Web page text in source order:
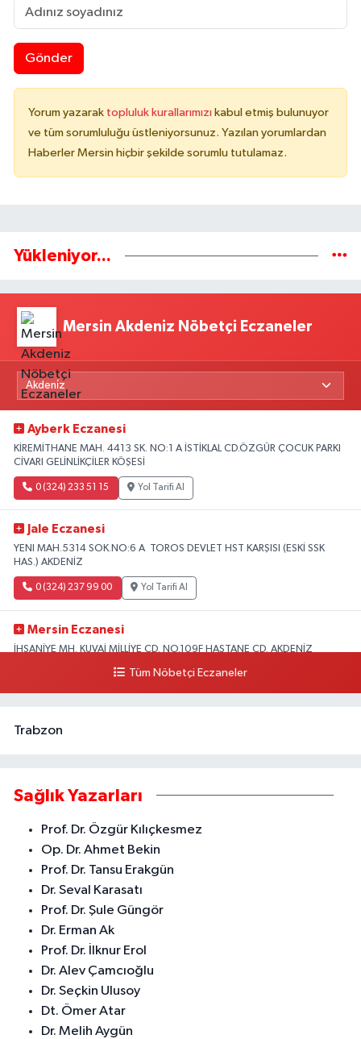
Gönder
Yorum yazarak topluluk kurallarımızı kabul etmiş bulunuyor
ve tüm sorumluluğu üstleniyorsunuz. Yazılan yorumlardan
Haberler Mersin hiçbir şekilde sorumlu tutulamaz.
Yükleniyor...
Mersin Akdeniz Nöbetçi Eczaneler
Ayberk Eczanesi
KİREMİTHANE MAH. 4413 SK. NO:1 A İSTİKLAL CD.ÖZGÜR ÇOCUK PARKI
CİVARI GELİNLİKÇİLER KÖŞESİ
0 (324) 233 51 15 Yol Tarifi Al
Jale Eczanesi
YENI MAH.5314 SOK.NO:6 A TOROS DEVLET HST KARŞISI (ESKİ SSK
HAS.) AKDENİZ
0 (324) 237 99 00 Yol Tarifi Al
Mersin Eczanesi
İHSANİYE MH. KUVAİ MİLLİYE CD. NO.109F HASTANE CD. AKDENİZ
Tüm Nöbetçi Eczaneler
Trabzon
Sağlık Yazarları
Prof. Dr. Özgür Kılıçkesmez
Op. Dr. Ahmet Bekin
Prof. Dr. Tansu Erakgün
Dr. Seval Karasatı
Prof. Dr. Şule Güngör
Dr. Erman Ak
Prof. Dr. İlknur Erol
Dr. Alev Çamcıoğlu
Dr. Seçkin Ulusoy
Dt. Ömer Atar
Dr. Melih Aygün